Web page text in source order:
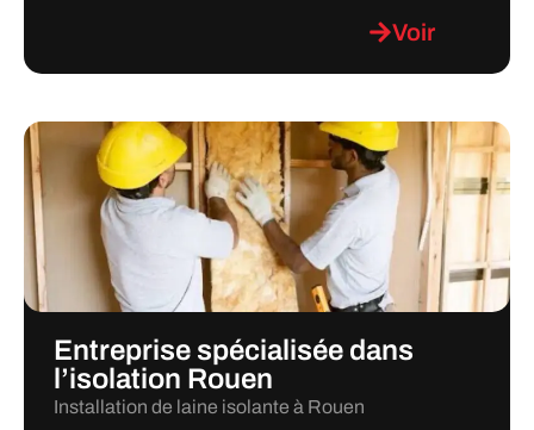
Voir
Entreprise spécialisée dans
l’isolation Rouen
Installation de laine isolante à Rouen